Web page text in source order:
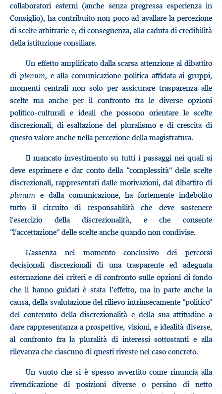
collaboratori esterni (anche senza pregressa esperienza in
Consiglio), ha contribuito non poco ad avallare la percezione
di scelte arbitrarie e, di conseguenza, alla caduta di credibilità
della istituzione consiliare.
Un effetto amplificato dalla scarsa attenzione al dibattito
di plenum, e alla comunicazione politica affidata ai gruppi,
momenti centrali non solo per assicurare trasparenza alle
scelte ma anche per il confronto fra le diverse opzioni
politico-culturali e ideali che possono orientare le scelte
discrezionali, di esaltazione del pluralismo e di crescita di
questo valore anche nella percezione della magistratura.
Il mancato investimento su tutti i passaggi nei quali si
deve esprimere e dar conto della “complessità” delle scelte
discrezionali, rappresentati dalle motivazioni, dal dibattito di
plenum e dalla comunicazione, ha fortemente indebolito
tutto il circuito di responsabilità che deve sostenere
l’esercizio della discrezionalità, e che consente
“l’accettazione” delle scelte anche quando non condivise.
L’assenza nel momento conclusivo dei percorsi
decisionali discrezionali di una trasparente ed adeguata
esternazione dei criteri e di confronto sulle opzioni di fondo
che li hanno guidati è stata l’effetto, ma in parte anche la
causa, della svalutazione del rilievo intrinsecamente “politico”
del contenuto della discrezionalità e della sua attitudine a
dare rappresentanza a prospettive, visioni, e idealità diverse,
al confronto fra la pluralità di interessi sottostanti e alla
rilevanza che ciascuno di questi riveste nel caso concreto.
Un vuoto che si è spesso avvertito come rinuncia alla
rivendicazione di posizioni diverse o persino di netto